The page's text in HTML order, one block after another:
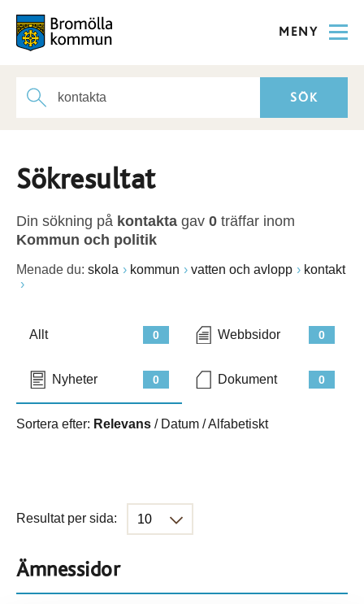
MENY
Sökresultat
Din sökning på kontakta gav 0 träffar inom
Kommun och politik
Menade du: skola kommun vatten och avlopp kontakt
0
Allt 0
Webbsidor
0
Nyheter 0
Dokument
Sortera efter: Relevans / Datum /Alfabetiskt
Resultat per sida:
Ämnessidor